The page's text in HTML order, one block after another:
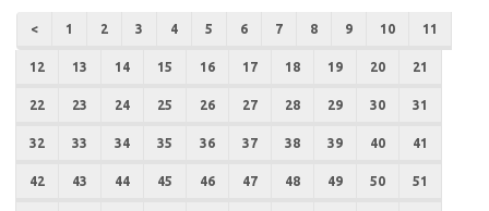
< 1 2 3 4 5 6 7 8 9 10 11
12 13 14 15 16 17 18 19 20 21
22 23 24 25 26 27 28 29 30 31
32 33 34 35 36 37 38 39 40 41
42 43 44 45 46 47 48 49 50 51